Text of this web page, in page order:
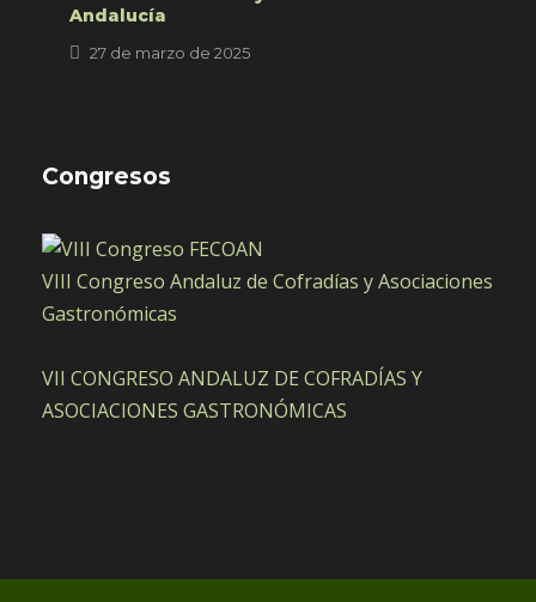
Andalucía
27 de marzo de 2025
Congresos
VIII Congreso Andaluz de Cofradías y Asociaciones
Gastronómicas
VII CONGRESO ANDALUZ DE COFRADÍAS Y
ASOCIACIONES GASTRONÓMICAS